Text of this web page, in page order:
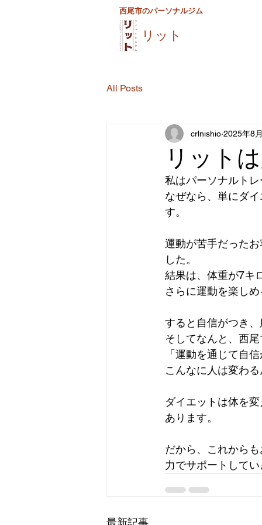
西尾市のパーソナルジム
リット
All Posts
リット
crlnishio 2025年8
私はパーソナルト
なぜなら、単にダ
す。
運動が苦手だった
した。
結果は、体重が7キ
さらに運動を楽し
すると自信がつき
そしてなんと、西
「運動を通じて自
こんなに人は変わ
ダイエットは体を
あります。
だから、これから
力でサポートして
最新記事